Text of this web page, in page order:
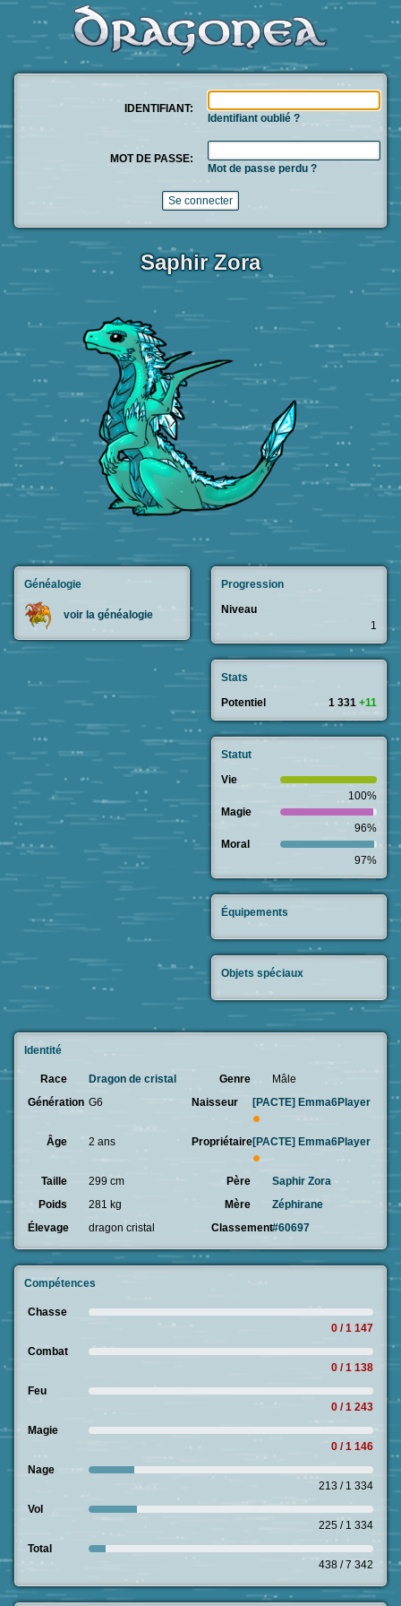
IDENTIFIANT:
Identifiant oublié ?
MOT DE PASSE:
Mot de passe perdu ?
Saphir Zora
Généalogie
voir la généalogie
Identité
Race Dragon de cristal Genre
Mâle
Génération G6 Naisseur [PACTE] Emma6Player
Âge 2 ans Propriétaire[PACTE] Emma6Player
Taille 299 cm Père
Saphir Zora
Poids
281 kg Mère
Zéphirane
Élevage
dragon cristal Classement#60697
Compétences
Chasse
0 / 1 147
Combat
0 / 1 138
Feu
0 / 1 243
Magie
0 / 1 146
Nage
213 / 1 334
Vol
225 / 1 334
Total
438 / 7 342
Progression
Niveau
1
Stats
Potentiel
1 331 +11
Statut
Vie
100%
Magie
96%
Moral
97%
Équipements
Objets spéciaux